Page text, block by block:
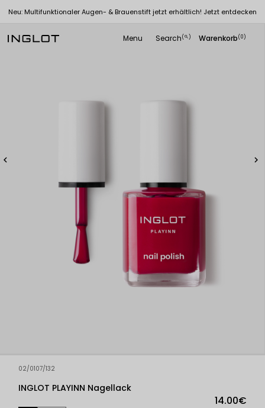
Neu: Multifunktionaler Augen- & Brauenstift jetzt erhältlich! Jetzt entdecken
Menu Search(
search ) Warenkorb(0)
 
02/0107/132
INGLOT PLAYINN Nagellack
14.00€